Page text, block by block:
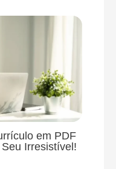
em PDF
Irresistível!